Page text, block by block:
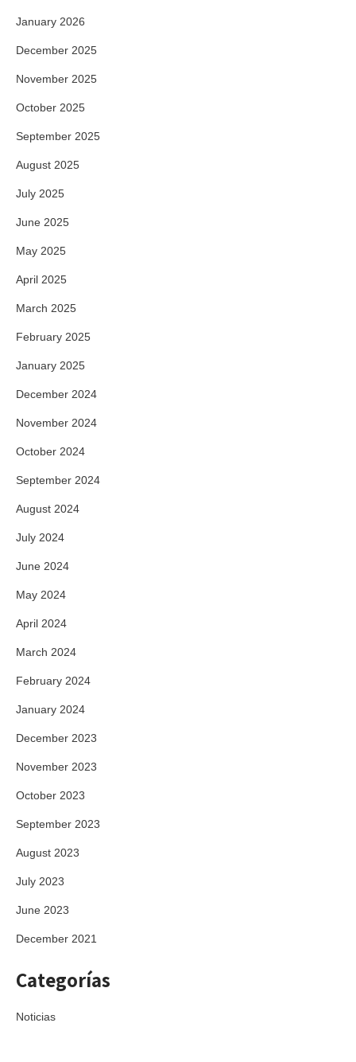
January 2026
December 2025
November 2025
October 2025
September 2025
August 2025
July 2025
June 2025
May 2025
April 2025
March 2025
February 2025
January 2025
December 2024
November 2024
October 2024
September 2024
August 2024
July 2024
June 2024
May 2024
April 2024
March 2024
February 2024
January 2024
December 2023
November 2023
October 2023
September 2023
August 2023
July 2023
June 2023
December 2021
Categorías
Noticias